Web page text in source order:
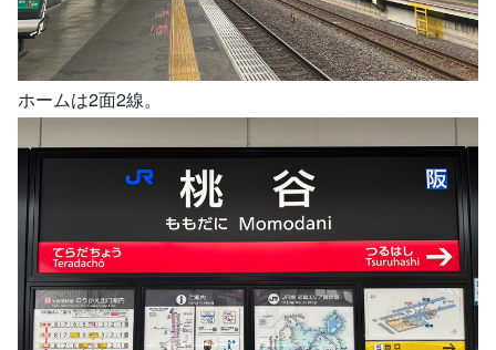
ホームは2面2線。